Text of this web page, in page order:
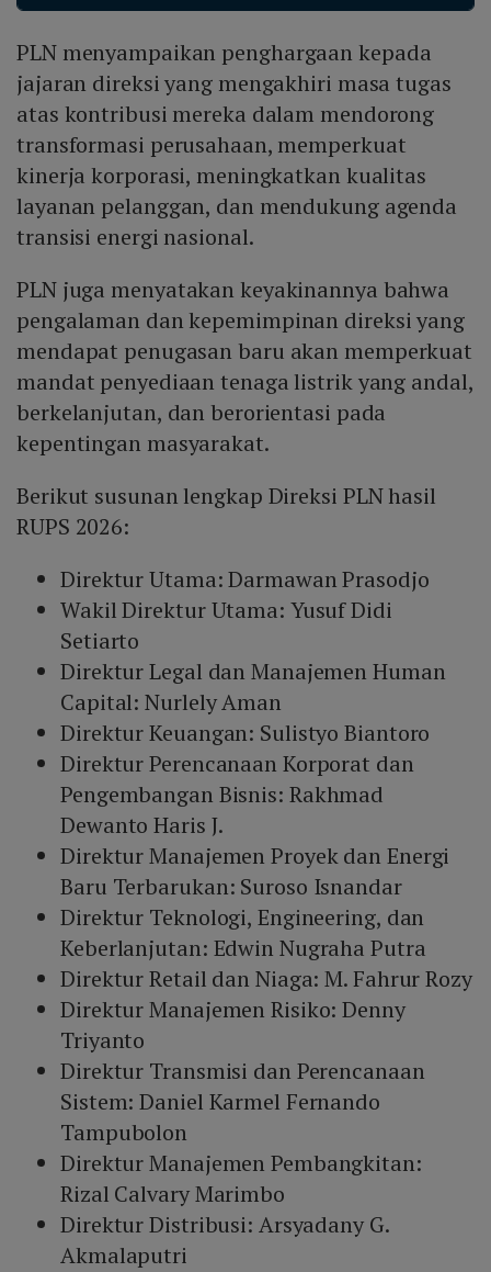
PLN menyampaikan penghargaan kepada
jajaran direksi yang mengakhiri masa tugas
atas kontribusi mereka dalam mendorong
transformasi perusahaan, memperkuat
kinerja korporasi, meningkatkan kualitas
layanan pelanggan, dan mendukung agenda
transisi energi nasional.
PLN juga menyatakan keyakinannya bahwa
pengalaman dan kepemimpinan direksi yang
mendapat penugasan baru akan memperkuat
mandat penyediaan tenaga listrik yang andal,
berkelanjutan, dan berorientasi pada
kepentingan masyarakat.
Berikut susunan lengkap Direksi PLN hasil
RUPS 2026:
Direktur Utama: Darmawan Prasodjo
Wakil Direktur Utama: Yusuf Didi
Setiarto
Direktur Legal dan Manajemen Human
Capital: Nurlely Aman
Direktur Keuangan: Sulistyo Biantoro
Direktur Perencanaan Korporat dan
Pengembangan Bisnis: Rakhmad
Dewanto Haris J.
Direktur Manajemen Proyek dan Energi
Baru Terbarukan: Suroso Isnandar
Direktur Teknologi, Engineering, dan
Keberlanjutan: Edwin Nugraha Putra
Direktur Retail dan Niaga: M. Fahrur Rozy
Direktur Manajemen Risiko: Denny
Triyanto
Direktur Transmisi dan Perencanaan
Sistem: Daniel Karmel Fernando
Tampubolon
Direktur Manajemen Pembangkitan:
Rizal Calvary Marimbo
Direktur Distribusi: Arsyadany G.
Akmalaputri